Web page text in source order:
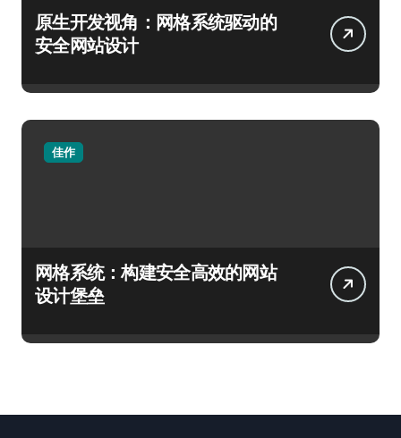
原生开发视角：网格系统驱动的
安全网站设计
佳作
网格系统：构建安全高效的网站
设计堡垒